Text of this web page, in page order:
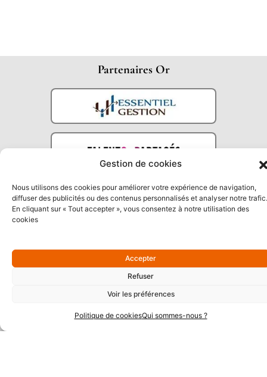
Gestion de cookies
Nous utilisons des cookies pour améliorer votre expérience de navigation,
diffuser des publicités ou des contenus personnalisés et analyser notre trafic.
En cliquant sur « Tout accepter », vous consentez à notre utilisation des
cookies
Accepter
Refuser
Voir les préférences
Politique de cookiesQui sommes-nous ?
Partenaires Or